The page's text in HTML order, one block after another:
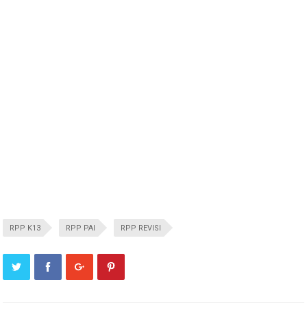
RPP K13 RPP PAI RPP REVISI